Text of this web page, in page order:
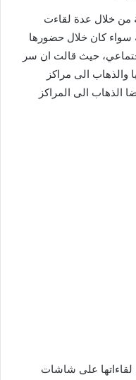
من خلال عدة لقاءت
سواء كان خلال حضورها
حيث قالت ان سر
والذهاب الى مراكز
الذهاب الى المراكز
لقاءاتها على شاشات